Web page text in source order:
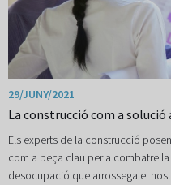
29/JUNY/2021
La construcció com a
Els experts de la construcció
com a peça clau per a combatre
desocupació que arrossega el